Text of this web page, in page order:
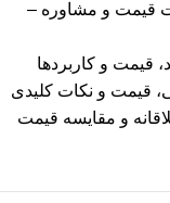
قیمت و مشاوره –
قیمت و کاربردها
و مقایسه قیمت